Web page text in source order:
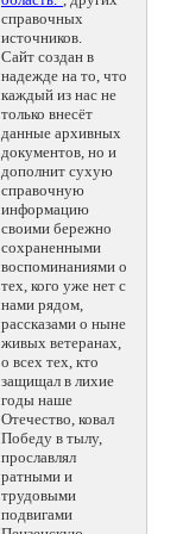
справочных
источников.
Сайт создан в
надежде на то, что
каждый из нас не
только внесёт
данные архивных
документов, но и
дополнит сухую
справочную
информацию
своими бережно
сохраненными
воспоминаниями о
тех, кого уже нет с
нами рядом,
рассказами о ныне
живых ветеранах,
о всех тех, кто
защищал в лихие
годы наше
Отечество, ковал
Победу в тылу,
прославлял
ратными и
трудовыми
подвигами